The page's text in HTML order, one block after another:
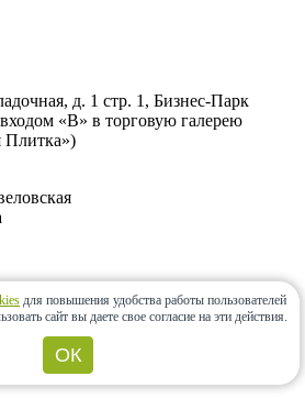
д. 1 стр. 1, Бизнес-Парк
«B» в торговую галерею
Плитка»)
с 10.00 до 20.00 Воскресенье:
для повышения удобства работы пользователей
сайт вы даете свое согласие на эти действия.
ОК